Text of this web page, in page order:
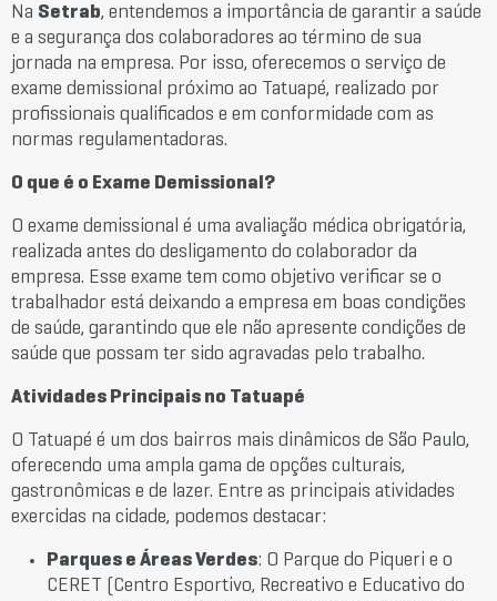
Na Setrab, entendemos a importância de garantir a saúde
e a segurança dos colaboradores ao término de sua
jornada na empresa. Por isso, oferecemos o serviço de
exame demissional próximo ao Tatuapé, realizado por
profissionais qualificados e em conformidade com as
normas regulamentadoras.
O que é o Exame Demissional?
O exame demissional é uma avaliação médica obrigatória,
realizada antes do desligamento do colaborador da
empresa. Esse exame tem como objetivo verificar se o
trabalhador está deixando a empresa em boas condições
de saúde, garantindo que ele não apresente condições de
saúde que possam ter sido agravadas pelo trabalho.
Atividades Principais no Tatuapé
O Tatuapé é um dos bairros mais dinâmicos de São Paulo,
oferecendo uma ampla gama de opções culturais,
gastronômicas e de lazer. Entre as principais atividades
exercidas na cidade, podemos destacar:
Parques e Áreas Verdes: O Parque do Piqueri e o
CERET (Centro Esportivo, Recreativo e Educativo do